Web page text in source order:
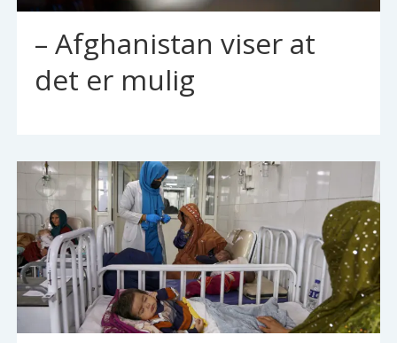
– Afghanistan viser at
det er mulig